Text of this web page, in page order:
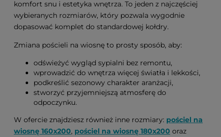
komfort snu i estetyka wnętrza. To jeden z najczęściej
wybieranych rozmiarów, który pozwala wygodnie
dopasować komplet do standardowej kołdry.
Zmiana pościeli na wiosnę to prosty sposób, aby:
odświeżyć wygląd sypialni bez remontu,
wprowadzić do wnętrza więcej światła i lekkości,
podkreślić sezonowy charakter aranżacji,
stworzyć przyjemniejszą atmosferę do
odpoczynku.
W ofercie znajdziesz również inne rozmiary: pościel na
wiosnę 160x200, pościel na wiosnę 180x200 oraz